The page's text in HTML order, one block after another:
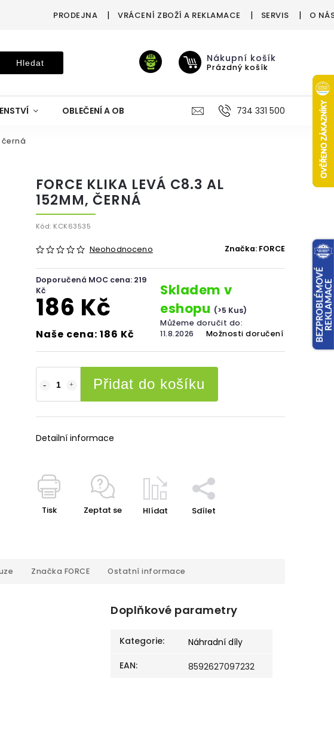
PRODEJNA VRÁCENÍ ZBOŽÍ A REKLAMACE SERVIS O
Hledat Nákupní košík
Prázdný košík
OBLEČENÍ A OBUV VÝŽIVA VÝPRODEJ %
734 331 500
černá
FORCE KLIKA LEVÁ C8.3 AL
152MM, ČERNÁ
Kód: KCK63535
Neohodnoceno Značka: FORCE
Doporučená MOC cena: 219
Kč
186 Kč
Naše cena: 186 Kč
Skladem v
eshopu (>5 Kus)
Můžeme doručit do:
11.8.2026
Možnosti doručení
Přidat do košíku
Detailní informace
Tisk Zeptat se Hlídat Sdílet
Značka FORCE Ostatní informace
Doplňkové parametry
Kategorie:
Náhradní díly
EAN: 8592627097232